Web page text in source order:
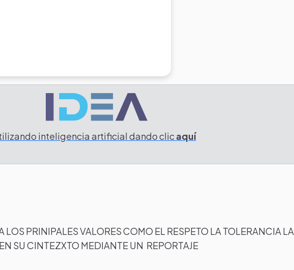
inteligencia artificial dando clicaquí
PRINIPALES VALORES COMO EL RESPETO LA TOLERANCIA LA
SU CINTEZXTO MEDIANTE UN REPORTAJE